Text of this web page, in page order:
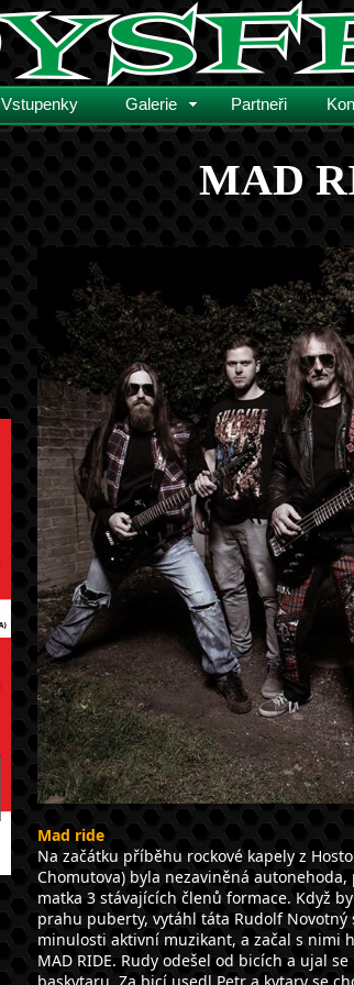
Vstupenky Galerie Partneři
MAD
Mad ride
Na začátku příběhu rockové kapely z
Chomutova) byla nezaviněná
matka 3 stávajících členů formace. Když
prahu puberty, vytáhl táta Rudolf
minulosti aktivní muzikant, a začal s nimi
MAD RIDE. Rudy odešel od bicích a ujal